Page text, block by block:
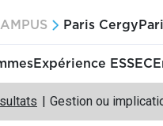
Paris Cergy
Expérience ESSEC
Gestion ou